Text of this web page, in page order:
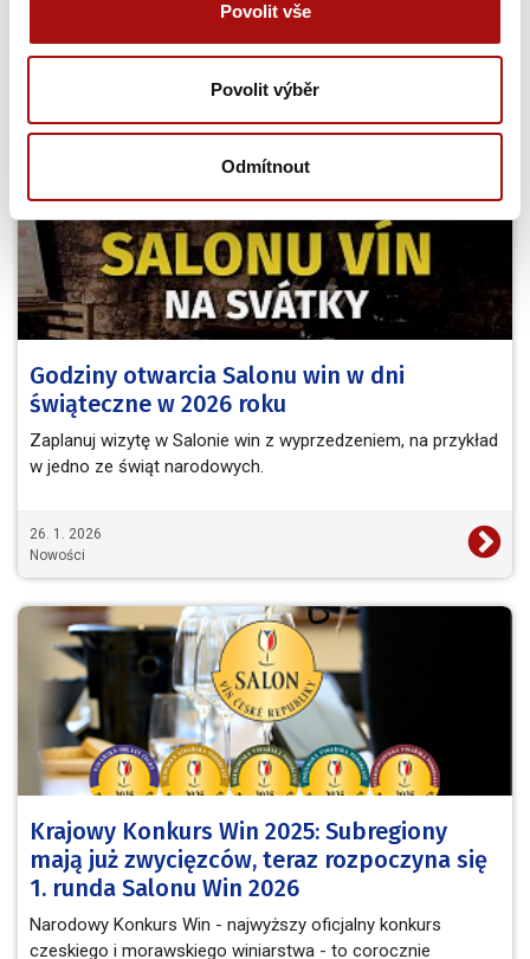
Povolit vše
Povolit výběr
Odmítnout
Nowości
Godziny otwarcia Salonu win w dni
świąteczne w 2026 roku
Zaplanuj wizytę w Salonie win z wyprzedzeniem, na przykład
w jedno ze świąt narodowych.
26. 1. 2026
Nowości
Krajowy Konkurs Win 2025: Subregiony
mają już zwycięzców, teraz rozpoczyna się
1. runda Salonu Win 2026
Narodowy Konkurs Win - najwyższy oficjalny konkurs
czeskiego i morawskiego winiarstwa - to corocznie